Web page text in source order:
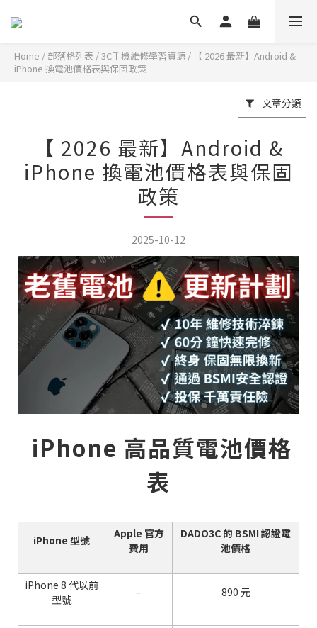
Home / 部落格列表 /3C手機維修學習資源 /
【 2026 最新】Android &
iPhone 換電池價格表與保固政策
文章分類
【 2026 最新】Android &
iPhone 換電池價格表與保固
政策
2025-10-12
iPhone 高品質電池價格
表
iPhone 型號
Apple 官方
費用
DADO3C 的 BSMI 認證電
池價格
iPhone 8 代以前
型號
- 890 元